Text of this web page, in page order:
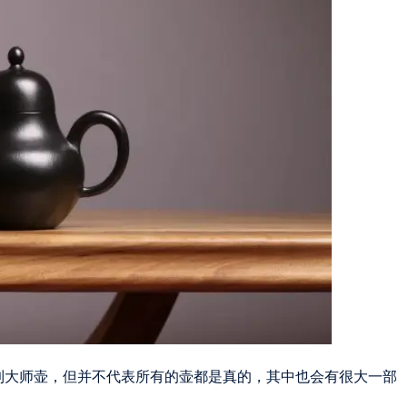
师壶，但并不代表所有的壶都是真的，其中也会有很大一部